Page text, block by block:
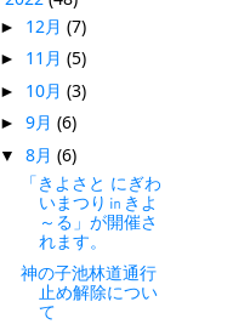
► 12月 (7)
► 11月 (5)
► 10月 (3)
► 9月 (6)
▼ 8月 (6)
「きよさと にぎわ
いまつり㏌きよ
～る」が開催さ
れます。
神の子池林道通行
止め解除につい
て